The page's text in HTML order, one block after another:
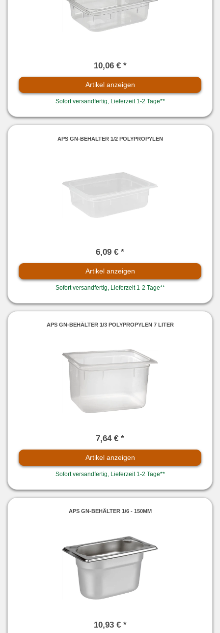
10,06 € *
Artikel anzeigen
Sofort versandfertig, Lieferzeit 1-2 Tage**
APS GN-BEHÄLTER 1/2 POLYPROPYLEN
6,09 € *
Artikel anzeigen
Sofort versandfertig, Lieferzeit 1-2 Tage**
APS GN-BEHÄLTER 1/3 POLYPROPYLEN 7 LITER
7,64 € *
Artikel anzeigen
Sofort versandfertig, Lieferzeit 1-2 Tage**
APS GN-BEHÄLTER 1/6 - 150MM
10,93 € *